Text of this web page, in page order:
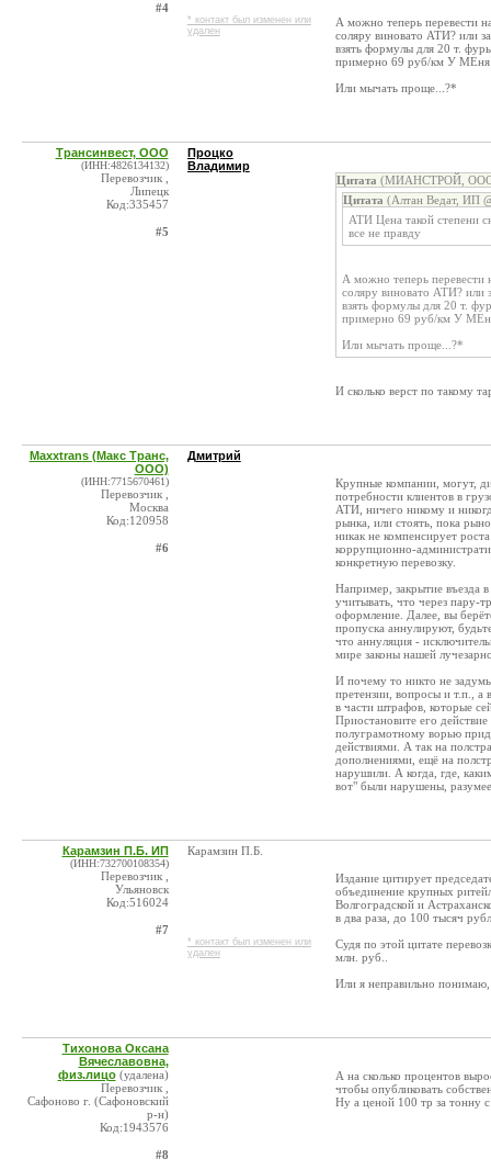
#4
* контакт был изменен или
удален
А можно теперь перевести
соляру виновато АТИ? или
взять формулы для 20 т.
примерно 69 руб/км У МЕня
Или мычать проще...?*
Трансинвест, ООО
(ИНН:4826134132)
Перевозчик ,
Липецк
Код:335457
#5
Процко
Владимир
Цитата (МИАНСТРОЙ, ООО
Цитата (Алтан Ведат, ИП
АТИ Цена такой степени
все не правду
А можно теперь перевести
соляру виновато АТИ? или
взять формулы для 20 т.
примерно 69 руб/км У
Или мычать проще...?*
И сколько верст по такому
Maxxtrans (Макс Транс,
ООО)
(ИНН:7715670461)
Перевозчик ,
Москва
Код:120958
#6
Дмитрий
Крупные компании, могут,
потребности клиентов в
АТИ, ничего никому и
рынка, или стоять, пока
никак не компенсирует
коррупционно-
конкретную перевозку.
Например, закрытие въезда
учитывать, что через пару-
оформление. Далее, вы
пропуска аннулируют,
что аннуляция -
мире законы нашей
И почему то никто не
претензии, вопросы и т.п., а
в части штрафов, которые
Приостановите его
полуграмотному ворью
действиями. А так на
дополнениями, ещё на
нарушили. А когда, где,
вот" были нарушены,
Карамзин П.Б. ИП
(ИНН:732700108354)
Перевозчик ,
Ульяновск
Код:516024
#7
Карамзин П.Б.
* контакт был изменен или
удален
Издание цитирует
объединение крупных
Волгоградской и
в два раза, до 100 тысяч
Судя по этой цитате
млн. руб..
Или я неправильно
Тихонова Оксана
Вячеславовна,
физ.лицо (удалена)
Перевозчик ,
Сафоново г. (Сафоновский
р-н)
Код:1943576
#8
А на сколько процентов
чтобы опубликовать
Ну а ценой 100 тр за тонну